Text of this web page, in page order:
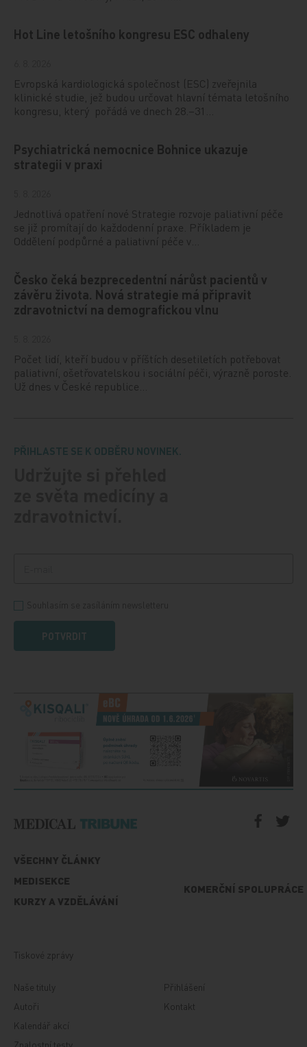
Hot Line letošního kongresu ESC odhaleny
Evropská kardiologická společnost (ESC) zveřejnila
klinické studie, jež budou určovat hlavní témata letošního
kongresu, který pořádá ve dnech 28.–31…
Psychiatrická nemocnice Bohnice ukazuje
strategii v praxi
Jednotlivá opatření nové Strategie rozvoje paliativní péče
se již promítají do každodenní praxe. Příkladem je
Oddělení podpůrné a paliativní péče v…
Česko čeká bezprecedentní nárůst pacientů v
závěru života. Nová strategie má připravit
zdravotnictví na demografickou vlnu
Počet lidí, kteří budou v příštích desetiletích potřebovat
paliativní, ošetřovatelskou i sociální péči, výrazně poroste.
Už dnes v České republice…
PŘIHLASTE SE K ODBĚRU NOVINEK.
POTVRDIT
VŠECHNY ČLÁNKY
MEDISEKCE
KURZY A VZDĚLÁVÁNÍ
KOMERČNÍ SPOLUPRÁCE
Tiskové zprávy
Naše tituly
Autoři
Kalendář akcí
Znalostní testy
Přihlášení
Kontakt